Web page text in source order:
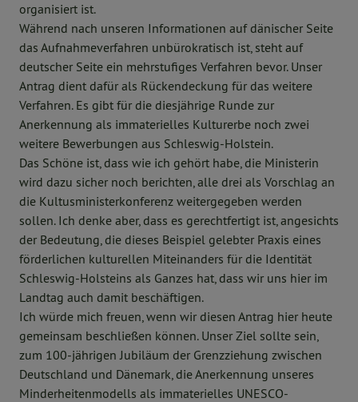
organisiert ist.
Während nach unseren Informationen auf dänischer Seite
das Aufnahmeverfahren unbürokratisch ist, steht auf
deutscher Seite ein mehrstufiges Verfahren bevor. Unser
Antrag dient dafür als Rückendeckung für das weitere
Verfahren. Es gibt für die diesjährige Runde zur
Anerkennung als immaterielles Kulturerbe noch zwei
weitere Bewerbungen aus Schleswig-Holstein.
Das Schöne ist, dass wie ich gehört habe, die Ministerin
wird dazu sicher noch berichten, alle drei als Vorschlag an
die Kultusministerkonferenz weitergegeben werden
sollen. Ich denke aber, dass es gerechtfertigt ist, angesichts
der Bedeutung, die dieses Beispiel gelebter Praxis eines
förderlichen kulturellen Miteinanders für die Identität
Schleswig-Holsteins als Ganzes hat, dass wir uns hier im
Landtag auch damit beschäftigen.
Ich würde mich freuen, wenn wir diesen Antrag hier heute
gemeinsam beschließen können. Unser Ziel sollte sein,
zum 100-jährigen Jubiläum der Grenzziehung zwischen
Deutschland und Dänemark, die Anerkennung unseres
Minderheitenmodells als immaterielles UNESCO-